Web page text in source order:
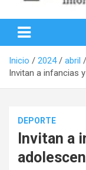
PubliMar
Inicio 2024 abril
Invitan a infancias
DEPORTE
Invitan a